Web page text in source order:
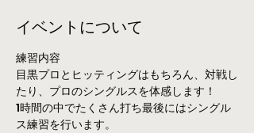
イベントについて
練習内容
目黒プロとヒッティングはもちろん、対戦し
たり、プロのシングルスを体感します！
1時間の中でたくさん打ち最後にはシングル
ス練習を行います。